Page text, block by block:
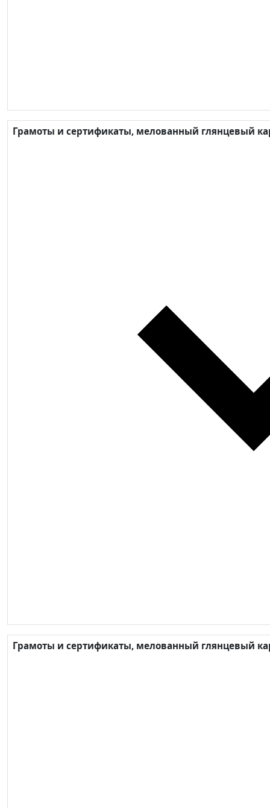
Грамоты и сертификаты, мелованный глянцевый
Грамоты и сертификаты, мелованный глянцевый